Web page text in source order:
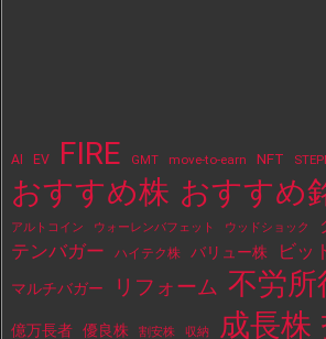
AI EV FIRE GMT move-to-earn NFT
おすすめ株 おすすめ
アルトコイン ウォーレンバフェット ウッドショック
テンバガー ハイテク株 バリュー株 ビッ
マルチバガー リフォーム 不労所
億万長者 優良株 割安株 収納 成長株